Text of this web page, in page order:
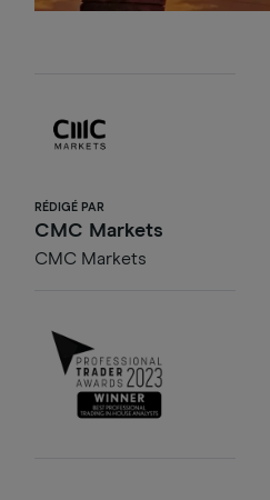
RÉDIGÉ PAR
CMC Markets
CMC Markets